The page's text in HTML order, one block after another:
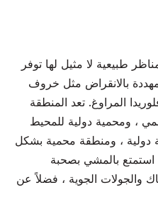
طبيعية لا مثيل لها توفر
بالانقراض مثل خروف
المراوغ. تعد المنطقة
، ومحمية دولية للمحيط
دولية ، ومنطقة محمية بشكل
بالمشي بصحبة
والجولات الجوية ، فضلاً عن